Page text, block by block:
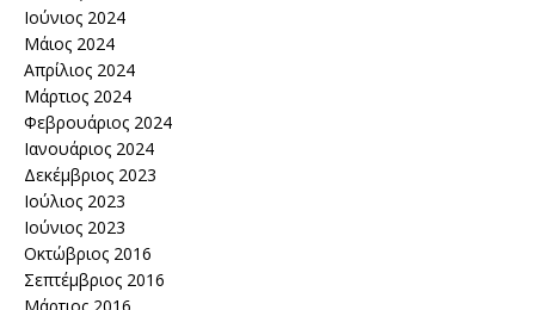
Ιούνιος 2024
Μάιος 2024
Απρίλιος 2024
Μάρτιος 2024
Φεβρουάριος 2024
Ιανουάριος 2024
Δεκέμβριος 2023
Ιούλιος 2023
Ιούνιος 2023
Οκτώβριος 2016
Σεπτέμβριος 2016
Μάρτιος 2016